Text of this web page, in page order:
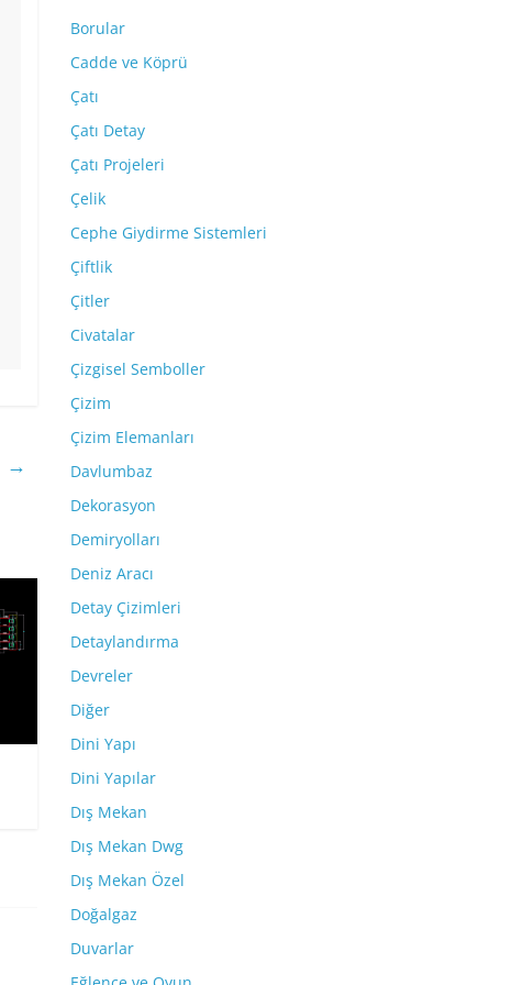
→
Borular
Cadde ve Köprü
Çatı
Çatı Detay
Çatı Projeleri
Çelik
Cephe Giydirme Sistemleri
Çiftlik
Çitler
Civatalar
Çizgisel Semboller
Çizim
Çizim Elemanları
Davlumbaz
Dekorasyon
Demiryolları
Deniz Aracı
Detay Çizimleri
Detaylandırma
Devreler
Diğer
Dini Yapı
Dini Yapılar
Dış Mekan
Dış Mekan Dwg
Dış Mekan Özel
Doğalgaz
Duvarlar